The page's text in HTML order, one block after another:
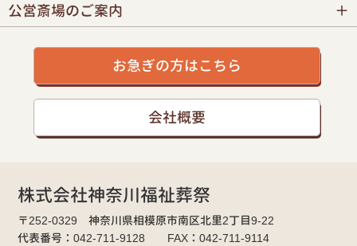
公営斎場のご案内
お急ぎの方はこちら
会社概要
株式会社神奈川福祉葬祭
〒252-0329 神奈川県相模原市南区北里2丁目9-22
代表番号：042-711-9128 FAX：042-711-9114